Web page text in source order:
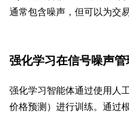
通常包含噪声，但可以为交
强化学习在信号噪声管
强化学习智能体通过使用人
价格预测）进行训练。通过